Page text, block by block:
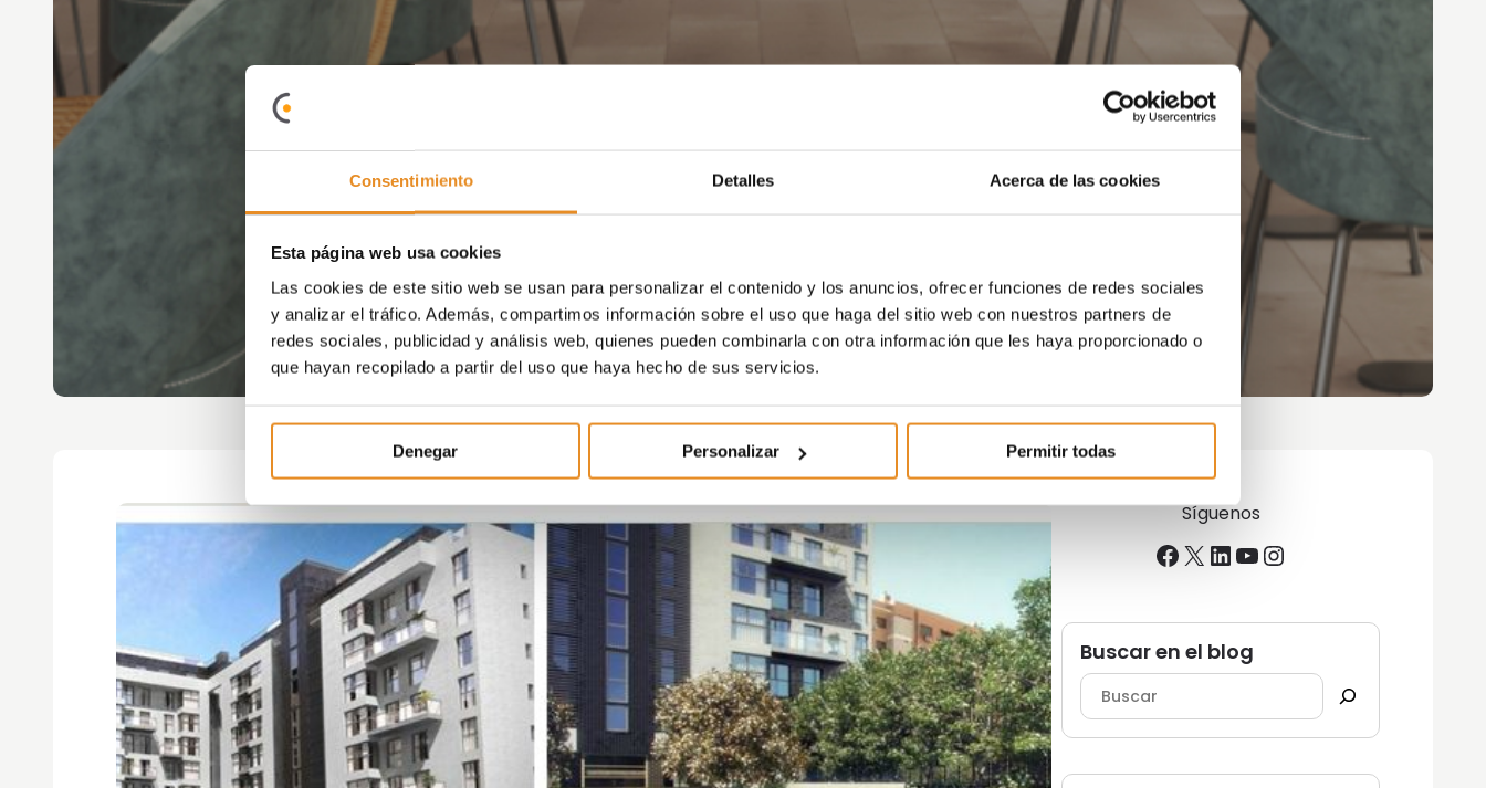
Consentimiento Detalles Acerca de las cookies
Esta página web usa cookies
Las cookies de este sitio web se usan para personalizar el contenido y los anuncios, ofrecer funciones de redes sociales
y analizar el tráfico. Además, compartimos información sobre el uso que haga del sitio web con nuestros partners de
redes sociales, publicidad y análisis web, quienes pueden combinarla con otra información que les haya proporcionado o
que hayan recopilado a partir del uso que haya hecho de sus servicios.
Denegar Personalizar Permitir todas
Síguenos
Facebook
X LinkedIn
YouTube
Instagram
Buscar en el blog